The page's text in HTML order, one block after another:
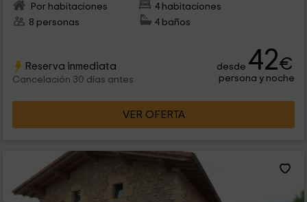
Por habitaciones
4 habitaciones
8 personas
4 baños
Reserva inmediata
Cancelación 30 días antes
desde 42€
persona y noche
VER OFERTA